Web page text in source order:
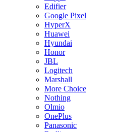
Edifier
Google Pixel
HyperX
Huawei
Hyundai
Honor
JBL
Logitech
Marshall
More Choice
Nothing
Olmio
OnePlus
Panasonic